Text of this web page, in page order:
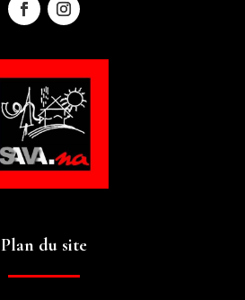
Plan du site